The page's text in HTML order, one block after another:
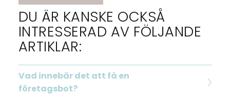
DU ÄR KANSKE OCKSÅ
INTRESSERAD AV FÖLJANDE
ARTIKLAR:
Vad innebär det att få en
företagsbot?